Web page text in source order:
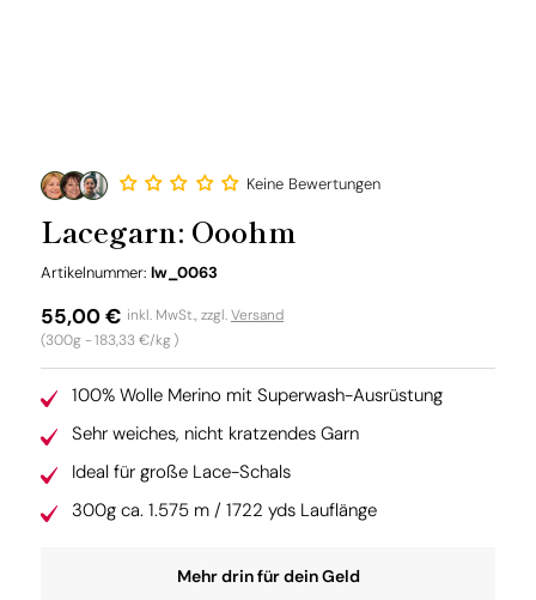
Keine Bewertungen
Lacegarn: Ooohm
Artikelnummer: SKU:
lw_0063
Normaler
Preis
55,00 €
(300g -Grundpreis
183,33 €/kg)
inkl. MwSt., zzgl.Versand
100% Wolle Merino mit Superwash-Ausrüstung
Sehr weiches, nicht kratzendes Garn
Ideal für große Lace-Schals
300g ca. 1.575 m / 1722 yds Lauflänge
Mehr drin für dein Geld